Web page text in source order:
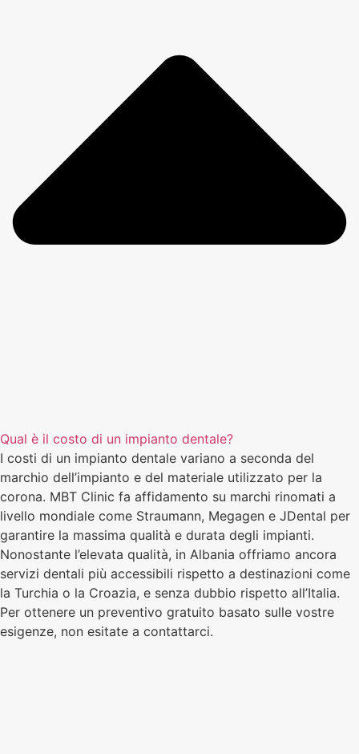
Qual è il costo di un impianto dentale?
I costi di un impianto dentale variano a seconda del
marchio dell’impianto e del materiale utilizzato per la
corona. MBT Clinic fa affidamento su marchi rinomati a
livello mondiale come Straumann, Megagen e JDental per
garantire la massima qualità e durata degli impianti.
Nonostante l’elevata qualità, in Albania offriamo ancora
servizi dentali più accessibili rispetto a destinazioni come
la Turchia o la Croazia, e senza dubbio rispetto all’Italia.
Per ottenere un preventivo gratuito basato sulle vostre
esigenze, non esitate a contattarci.